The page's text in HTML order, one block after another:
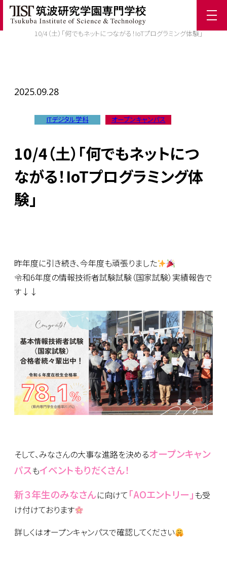
ホーム / TIST News /
10/4（土）「何でもネットにつながる！IoTプログラミング体験」
2025.09.28
ITデジタル学科 オープンキャンパス
10/4（土）「何でもネットにつ
ながる！IoTプログラミング体
験」
昨年度に引き続き、今年度も頑張りました
令和6年度の情報技術者試験試験（国家試験）実績報告で
す↓↓
そして、みなさんの大事な進路を決めるオープンキャン
パスもイベントもりだくさん！
新３年生のみなさんに向けて 「AOエントリー」 も受
け付けております
詳しくはオープンキャンパスで確認してください